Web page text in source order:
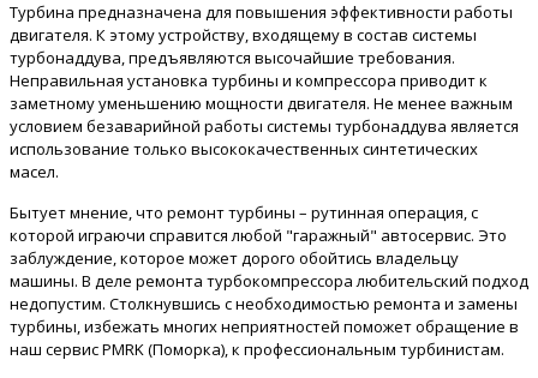
Турбина предназначена для повышения эффективности работы
двигателя. К этому устройству, входящему в состав системы
турбонаддува, предъявляются высочайшие требования.
Неправильная установка турбины и компрессора приводит к
заметному уменьшению мощности двигателя. Не менее важным
условием безаварийной работы системы турбонаддува является
использование только высококачественных синтетических
масел.
Бытует мнение, что ремонт турбины – рутинная операция, с
которой играючи справится любой "гаражный" автосервис. Это
заблуждение, которое может дорого обойтись владельцу
машины. В деле ремонта турбокомпрессора любительский подход
недопустим. Столкнувшись с необходимостью ремонта и замены
турбины, избежать многих неприятностей поможет обращение в
наш сервис PMRK (Поморка), к профессиональным турбинистам.